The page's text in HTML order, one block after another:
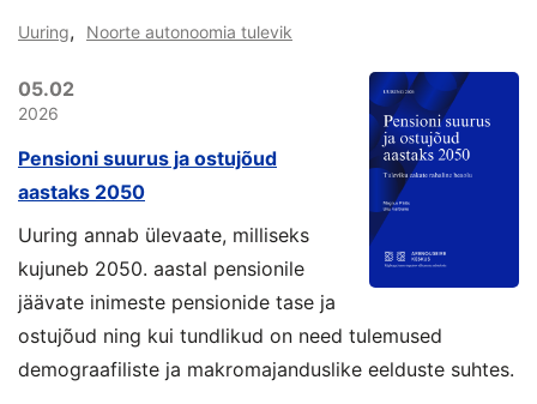
Uuring, Noorte autonoomia tulevik
05.02
2026
Pensioni suurus ja ostujõud
aastaks 2050
Uuring annab ülevaate, milliseks
kujuneb 2050. aastal pensionile
jäävate inimeste pensionide tase ja
ostujõud ning kui tundlikud on need tulemused
demograafiliste ja makromajanduslike eelduste suhtes.